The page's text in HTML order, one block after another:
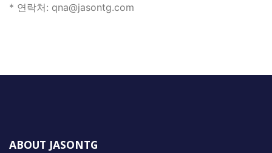
​* 연락처: qna@jasontg.com
ABOUT JASONTG